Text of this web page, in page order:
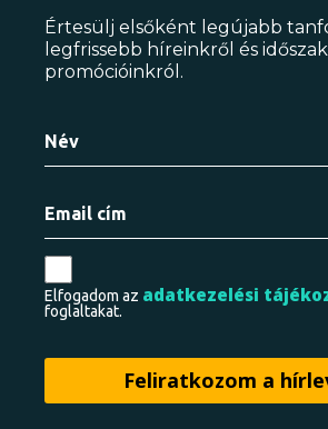
Értesülj elsőként legújabb
legfrissebb híreinkről és
promócióinkról.
Elfogadom az adatkezelési
foglaltakat.